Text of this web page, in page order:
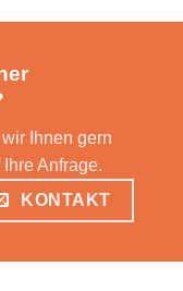
Ihnen gern
Anfrage.
KONTAKT